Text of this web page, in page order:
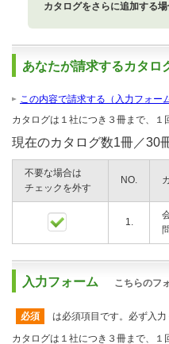
カタログをさらに追加する
あなたが請求するカタロ
この内容で請求する（入力フォー
カタログは１社につき３冊まで、
現在のカタログ数1冊／30
不要な場合は
チェックを外す
NO.
1.
入力フォーム こちらのフ
必須
は必須項目です。必ず入力
カタログは１社につき３冊まで、